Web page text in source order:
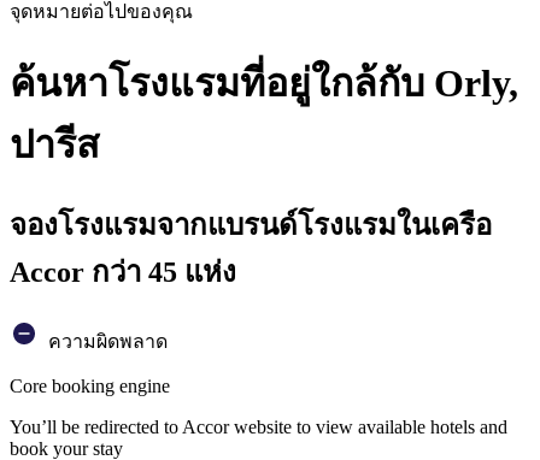
จุดหมายต่อไปของคุณ
ค้นหาโรงแรมที่อยู่ใกล้กับ Orly,
ปารีส
จองโรงแรมจากแบรนด์โรงแรมในเครือ
Accor กว่า 45 แห่ง
ความผิดพลาด
Core booking engine
You’ll be redirected to Accor website to view available hotels and
book your stay